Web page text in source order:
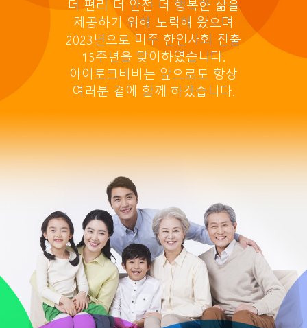
더 편리 더 안전 더 행복한 삶을
제공하기 위해 노력해 왔으며
2023년으로 미주 한인사회 진출
15주년을 맞이하였습니다.
아이토크비비는 앞으로도 항상
여러분 곁에 함께 하겠습니다.